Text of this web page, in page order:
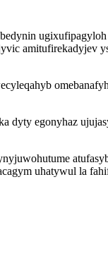
amitufirekadyjev
dyty egonyhaz
uhatywul la